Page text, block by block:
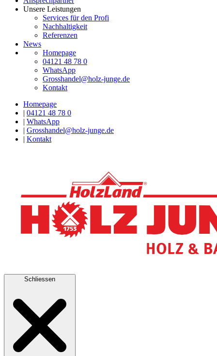
Unsere Leistungen
Services für den Profi
Nachhaltigkeit
Referenzen
News
Homepage
04121 48 78 0
WhatsApp
Grosshandel@holz-junge.de
Kontakt
Homepage
| 04121 48 78 0
| WhatsApp
| Grosshandel@holz-junge.de
| Kontakt
Schliessen